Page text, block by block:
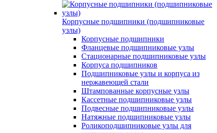
Корпусные подшипники (подшипниковые
узлы)
Корпусные подшипники
Фланцевые подшипниковые узлы
Стационарные подшипниковые узлы
Корпуса подшипников
Подшипниковые узлы и корпуса из
нержавеющей стали
Штампованные корпусные узлы
Кассетные подшипниковые узлы
Подвесные подшипниковые узлы
Натяжные подшипниковые узлы
Роликоподшипниковые узлы для